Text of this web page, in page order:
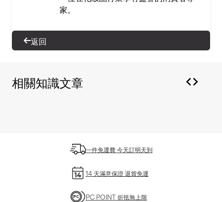
家。
返回
相關知識文章
一件免運費 今天訂明天到
14 天滿意保證 退貨免運
PC POINT 折抵無上限